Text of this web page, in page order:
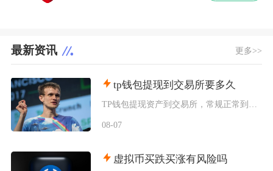
最新资讯 更多>>
tp钱包提现到交易所要多久
08-07
虚拟币买跌买涨有风险吗